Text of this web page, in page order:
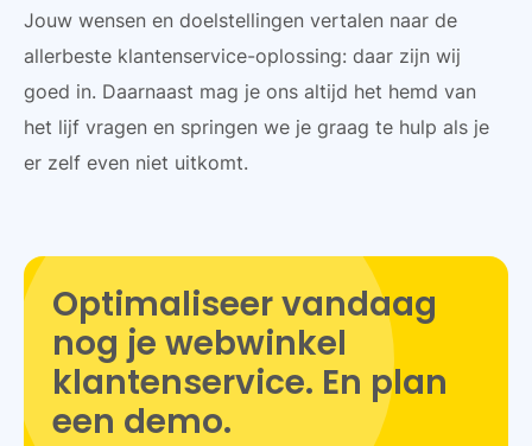
Jouw wensen en doelstellingen vertalen naar de
allerbeste klantenservice-oplossing: daar zijn wij
goed in. Daarnaast mag je ons altijd het hemd van
het lijf vragen en springen we je graag te hulp als je
er zelf even niet uitkomt.
Optimaliseer vandaag
nog je webwinkel
klantenservice. En plan
een demo.